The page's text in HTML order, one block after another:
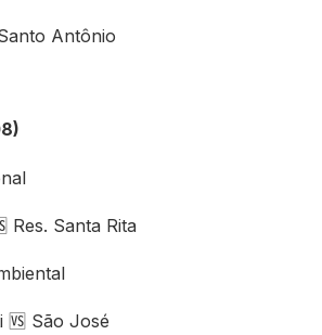
Antônio
Res. Santa Rita
🆚 São José